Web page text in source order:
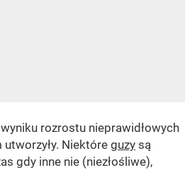
rozrostu nieprawidłowych
Niektóreguzy są
gdy inne nie (niezłośliwe),